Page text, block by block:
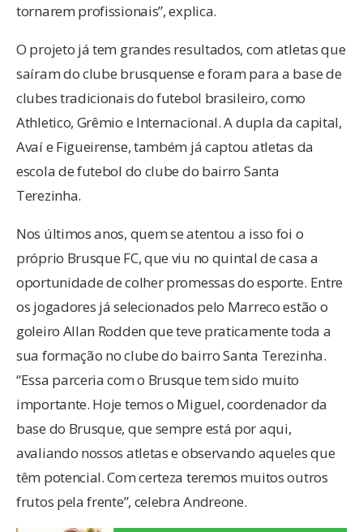
tornarem profissionais”, explica.
O projeto já tem grandes resultados, com atletas que
saíram do clube brusquense e foram para a base de
clubes tradicionais do futebol brasileiro, como
Athletico, Grêmio e Internacional. A dupla da capital,
Avaí e Figueirense, também já captou atletas da
escola de futebol do clube do bairro Santa
Terezinha.
Nos últimos anos, quem se atentou a isso foi o
próprio Brusque FC, que viu no quintal de casa a
oportunidade de colher promessas do esporte. Entre
os jogadores já selecionados pelo Marreco estão o
goleiro Allan Rodden que teve praticamente toda a
sua formação no clube do bairro Santa Terezinha.
“Essa parceria com o Brusque tem sido muito
importante. Hoje temos o Miguel, coordenador da
base do Brusque, que sempre está por aqui,
avaliando nossos atletas e observando aqueles que
têm potencial. Com certeza teremos muitos outros
frutos pela frente”, celebra Andreone.